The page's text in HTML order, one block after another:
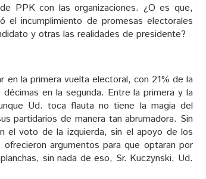
PPK con las organizaciones. ¿O es que,
incumplimiento de promesas electorales
y otras las realidades de presidente?
la primera vuelta electoral, con 21% de la
en la segunda. Entre la primera y la
Ud. toca flauta no tiene la magia del
partidarios de manera tan abrumadora. Sin
el voto de la izquierda, sin el apoyo de los
argumentos para que optaran por
sin nada de eso, Sr. Kuczynski, Ud.